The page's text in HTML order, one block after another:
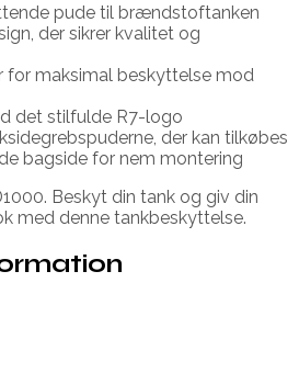
pude til brændstoftanken
der sikrer kvalitet og
for maksimal beskyttelse mod
det stilfulde R7-logo
der kan tilkøbes
bagside for nem montering
Beskyt din tank og giv din
med denne tankbeskyttelse.